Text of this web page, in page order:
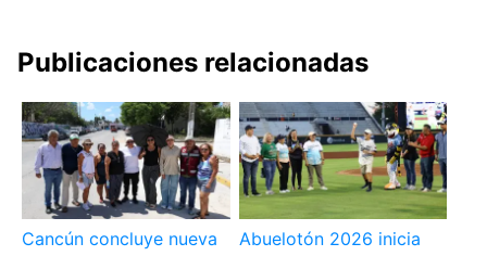
Publicaciones relacionadas
Cancún concluye nueva
Abuelotón 2026 inicia